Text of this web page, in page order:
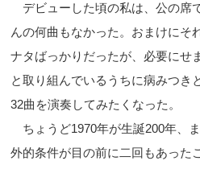
デビューした頃の私は、公の席
んの何曲もなかった。おまけにそ
ナタばっかりだったが、必要にせ
と取り組んでいるうちに病みつき
32曲を演奏してみたくなった。
ちょうど1970年が生誕200年、
外的条件が目の前に二回もあった